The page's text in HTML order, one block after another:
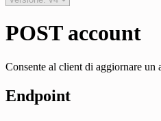
POST account
Consente al client di aggiornare un
Endpoint